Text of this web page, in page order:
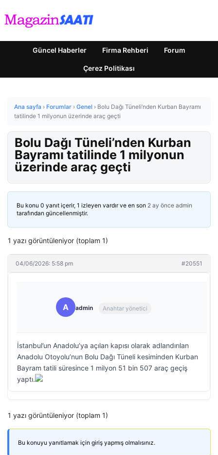
Güncel Haberler Firma Rehberi Forum
Çerez Politikası
Ana sayfa › Forumlar › Genel › Bolu Dağı Tüneli’nden Kurban Bayramı
tatilinde 1 milyonun üzerinde araç geçti
Bolu Dağı Tüneli’nden Kurban
Bayramı tatilinde 1 milyonun
üzerinde araç geçti
Bu konu 0 yanıt içerir, 1 izleyen vardır ve en son 2 ay önce admin
tarafından güncellenmiştir.
1 yazı görüntüleniyor (toplam 1)
04/06/2026: 5:58 pm #20551
A admin Anahtar yönetici
İstanbul’un Anadolu’ya açılan kapısı olarak adlandırılan
Anadolu Otoyolu’nun Bolu Dağı Tüneli kesiminden Kurban
Bayram tatili süresince 1 milyon 51 bin 507 araç geçiş
yaptı.
1 yazı görüntüleniyor (toplam 1)
Bu konuyu yanıtlamak için giriş yapmış olmalısınız.